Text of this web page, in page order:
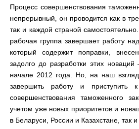
Процесс совершенствования
непрерывный, он проводится как в
так и каждой страной
рабочая группа завершает работу
который содержит поправки,
задолго до разработки этих
начале 2012 года. Но, на наш
завершить работу и приступить
совершенствования таможенного
учетом уже новых приоритетов и
в Беларуси, России и Казахстане, так